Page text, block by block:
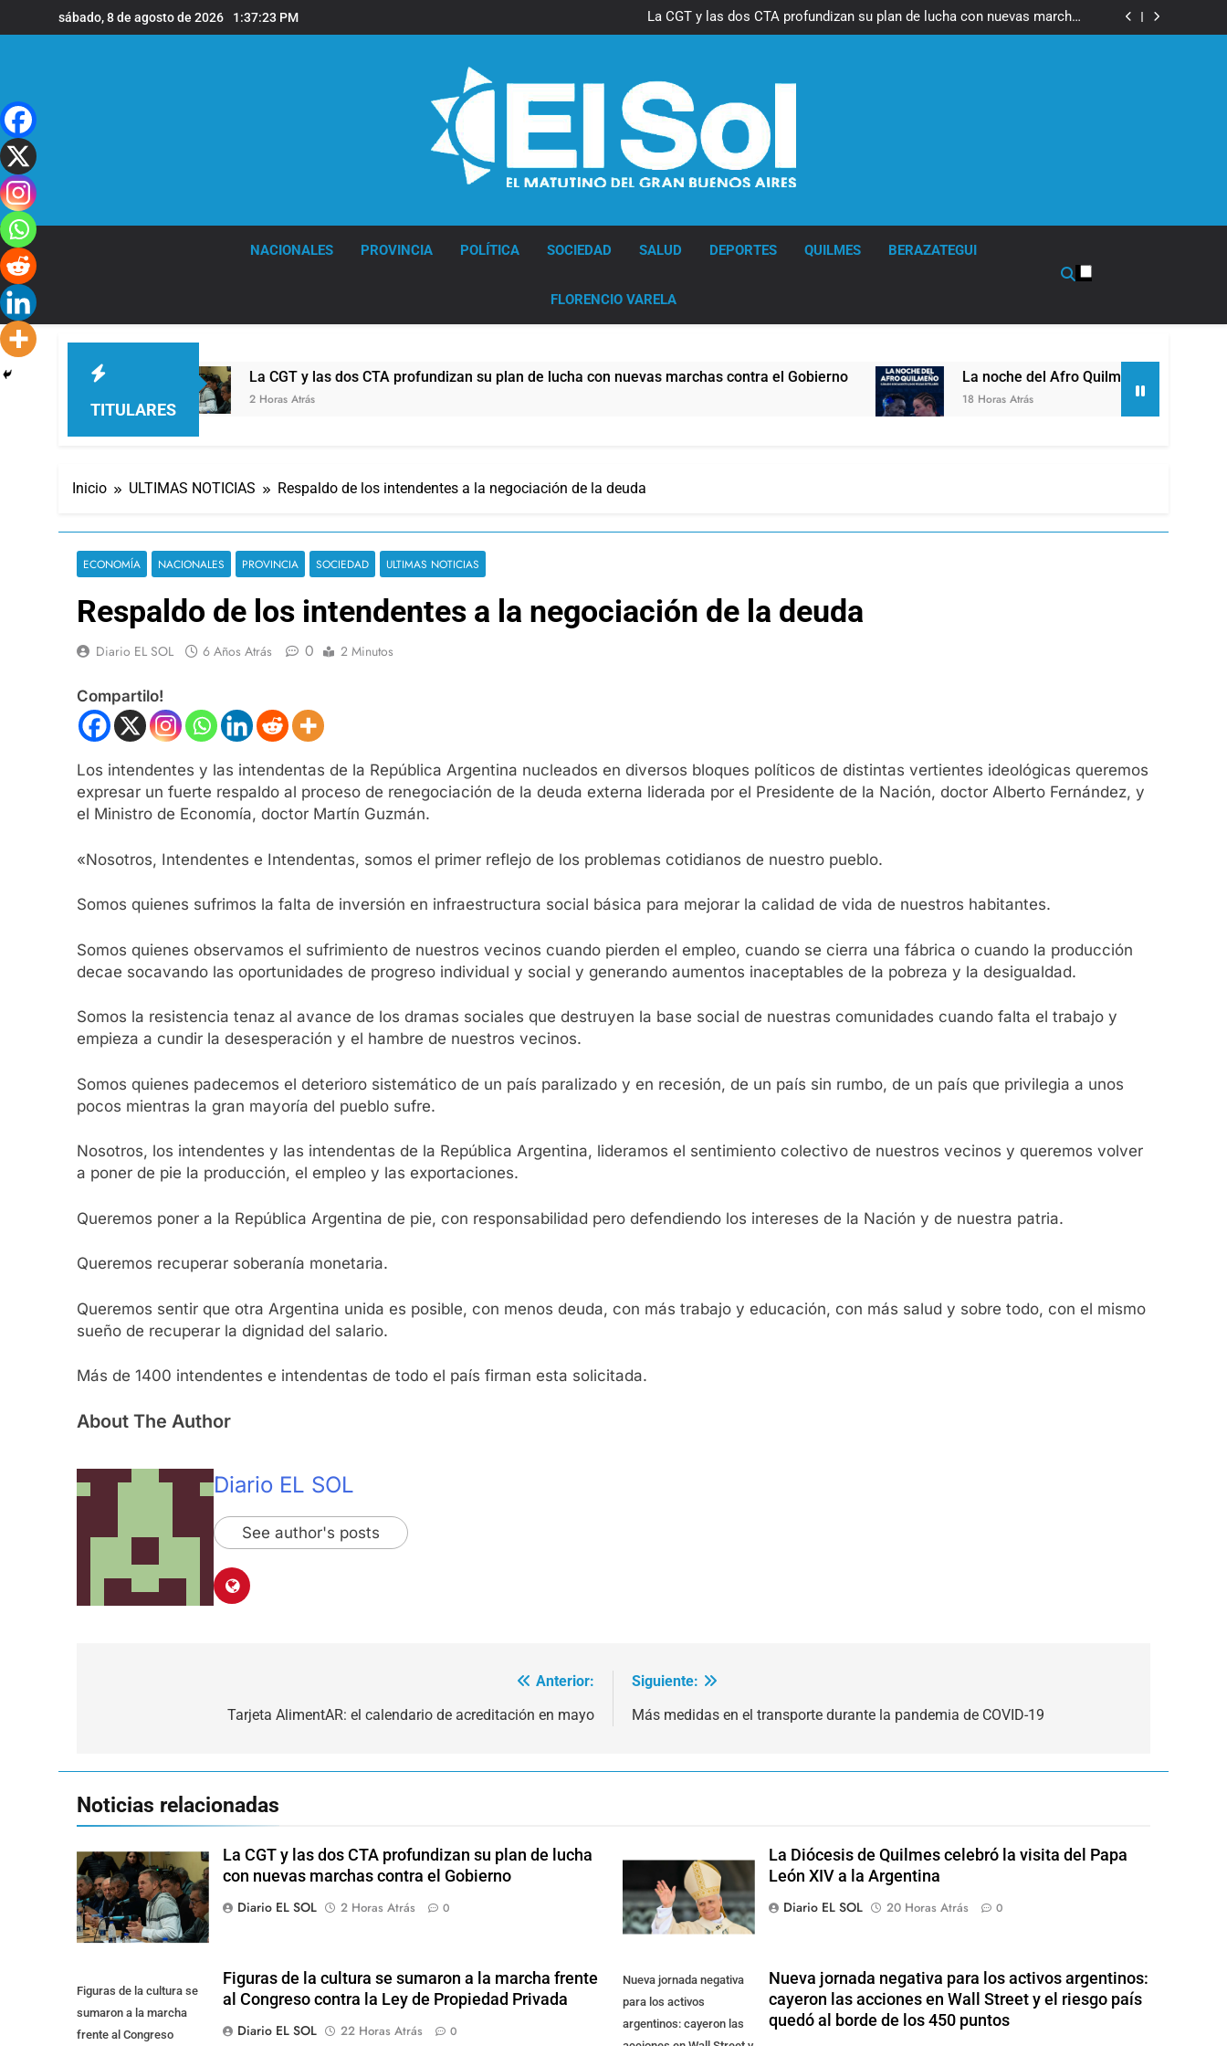
al
sábado, 8 de agosto de 2026 1:37:24 PM
La CGT y las dos CTA profundizan su plan de lucha con nuevas marchas
contra el Gobierno
Thiago Medina fue imputado formalmente por abuso sexual
NACIONALES PROVINCIA POLÍTICA SOCIEDAD SALUD DEPORTES QUILMES BERAZATEGUI
FLORENCIO VARELA
TITULARES
sexual La CGT y las dos CTA profundizan su plan de lucha con nuevas marchas contra el Gobierno
2 Horas Atrás
La noche del Afro Quilmeño: boxeo de primer
18 Horas Atrás
Inicio ULTIMAS NOTICIAS Respaldo de los intendentes a la negociación de la deuda
ECONOMÍA NACIONALES PROVINCIA SOCIEDAD ULTIMAS NOTICIAS
Respaldo de los intendentes a la negociación de la deuda
Diario EL SOL 6 Años Atrás 0 2 Minutos
Compartilo!
Los intendentes y las intendentas de la República Argentina nucleados en diversos bloques políticos de distintas vertientes ideológicas queremos
expresar un fuerte respaldo al proceso de renegociación de la deuda externa liderada por el Presidente de la Nación, doctor Alberto Fernández, y
el Ministro de Economía, doctor Martín Guzmán.
«Nosotros, Intendentes e Intendentas, somos el primer reflejo de los problemas cotidianos de nuestro pueblo.
Somos quienes sufrimos la falta de inversión en infraestructura social básica para mejorar la calidad de vida de nuestros habitantes.
Somos quienes observamos el sufrimiento de nuestros vecinos cuando pierden el empleo, cuando se cierra una fábrica o cuando la producción
decae socavando las oportunidades de progreso individual y social y generando aumentos inaceptables de la pobreza y la desigualdad.
Somos la resistencia tenaz al avance de los dramas sociales que destruyen la base social de nuestras comunidades cuando falta el trabajo y
empieza a cundir la desesperación y el hambre de nuestros vecinos.
Somos quienes padecemos el deterioro sistemático de un país paralizado y en recesión, de un país sin rumbo, de un país que privilegia a unos
pocos mientras la gran mayoría del pueblo sufre.
Nosotros, los intendentes y las intendentas de la República Argentina, lideramos el sentimiento colectivo de nuestros vecinos y queremos volver
a poner de pie la producción, el empleo y las exportaciones.
Queremos poner a la República Argentina de pie, con responsabilidad pero defendiendo los intereses de la Nación y de nuestra patria.
Queremos recuperar soberanía monetaria.
Queremos sentir que otra Argentina unida es posible, con menos deuda, con más trabajo y educación, con más salud y sobre todo, con el mismo
sueño de recuperar la dignidad del salario.
Más de 1400 intendentes e intendentas de todo el país firman esta solicitada.
About The Author
Diario EL SOL
See author's posts
Anterior:
Tarjeta AlimentAR: el calendario de acreditación en mayo
Siguiente:
Más medidas en el transporte durante la pandemia de COVID-19
Noticias relacionadas
La CGT y las dos CTA profundizan su plan de lucha
con nuevas marchas contra el Gobierno
Diario EL SOL
2 Horas Atrás 0
La Diócesis de Quilmes celebró la visita del Papa
León XIV a la Argentina
Diario EL SOL
20 Horas Atrás 0
Figuras de la cultura se
sumaron a la marcha
frente al Congreso
Figuras de la cultura se sumaron a la marcha frente
al Congreso contra la Ley de Propiedad Privada
Diario EL SOL
22 Horas Atrás 0
Nueva jornada negativa
para los activos
argentinos: cayeron las
Nueva jornada negativa para los activos argentinos:
cayeron las acciones en Wall Street y el riesgo país
quedó al borde de los 450 puntos